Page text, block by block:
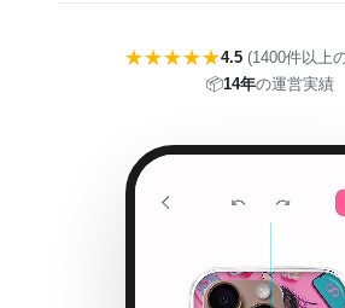
★★★★★4.5 (1400件以上
📦14年の運営実績